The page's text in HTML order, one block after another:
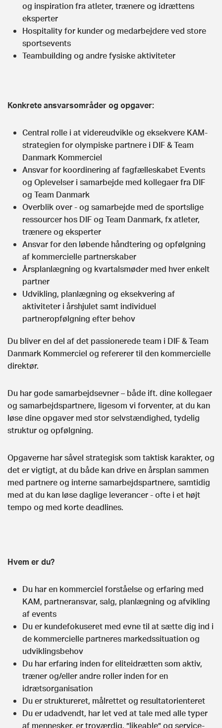
og inspiration fra atleter, trænere og idrættens
eksperter
Hospitality for kunder og medarbejdere ved store
sportsevents
Teambuilding og andre fysiske aktiviteter
Konkrete ansvarsområder og opgaver:
Central rolle i at videreudvikle og eksekvere KAM-
strategien for olympiske partnere i DIF & Team
Danmark Kommerciel
Ansvar for koordinering af fagfælleskabet Events
og Oplevelser i samarbejde med kollegaer fra DIF
og Team Danmark
Overblik over - og samarbejde med de sportslige
ressourcer hos DIF og Team Danmark, fx atleter,
trænere og eksperter
Ansvar for den løbende håndtering og opfølgning
af kommercielle partnerskaber
Årsplanlægning og kvartalsmøder med hver enkelt
partner
Udvikling, planlægning og eksekvering af
aktiviteter i årshjulet samt individuel
partneropfølgning efter behov
Du bliver en del af det passionerede team i DIF & Team
Danmark Kommerciel og refererer til den kommercielle
direktør.
Du har gode samarbejdsevner – både ift. dine kollegaer
og samarbejdspartnere, ligesom vi forventer, at du kan
løse dine opgaver med stor selvstændighed, tydelig
struktur og opfølgning.
Opgaverne har såvel strategisk som taktisk karakter, og
det er vigtigt, at du både kan drive en årsplan sammen
med partnere og interne samarbejdspartnere, samtidig
med at du kan løse daglige leverancer - ofte i et højt
tempo og med korte deadlines.
Hvem er du?
Du har en kommerciel forståelse og erfaring med
KAM, partneransvar, salg, planlægning og afvikling
af events
Du er kundefokuseret med evne til at sætte dig ind i
de kommercielle partneres markedssituation og
udviklingsbehov
Du har erfaring inden for eliteidrætten som aktiv,
træner og/eller andre roller inden for en
idrætsorganisation
Du er struktureret, målrettet og resultatorienteret
Du er udadvendt, har let ved at tale med alle typer
af mennesker, er troværdig, ”likeable” og service-